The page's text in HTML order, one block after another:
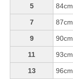
5 84cm
7 87cm
9 90cm
11 93cm
13 96cm